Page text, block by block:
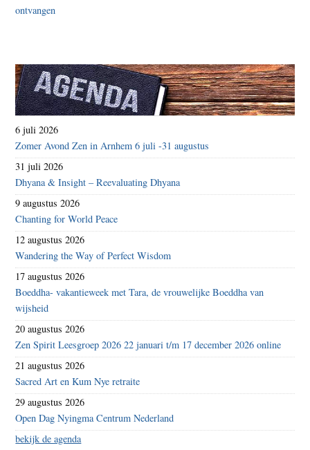
6 juli 2026
Zomer Avond Zen in Arnhem 6 juli -31 augustus
31 juli 2026
Dhyana & Insight – Reevaluating Dhyana
9 augustus 2026
Chanting for World Peace
12 augustus 2026
Wandering the Way of Perfect Wisdom
17 augustus 2026
Boeddha- vakantieweek met Tara, de vrouwelijke Boeddha van
wijsheid
20 augustus 2026
Zen Spirit Leesgroep 2026 22 januari t/m 17 december 2026 online
21 augustus 2026
Sacred Art en Kum Nye retraite
29 augustus 2026
Open Dag Nyingma Centrum Nederland
bekijk de agenda